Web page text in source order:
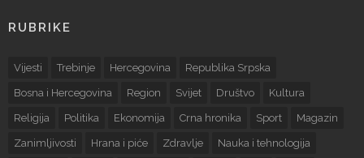
RUBRIKE
Vijesti Trebinje Hercegovina Republika Srpska
Bosna i Hercegovina Region Svijet Društvo Kultura
Religija Politika Ekonomija Crna hronika Sport Magazin
Zanimljivosti Hrana i piće Zdravlje Nauka i tehnologija